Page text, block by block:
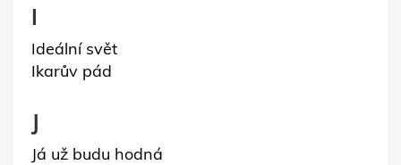
I
Ideální svět
Ikarův pád
J
Já už budu hodná